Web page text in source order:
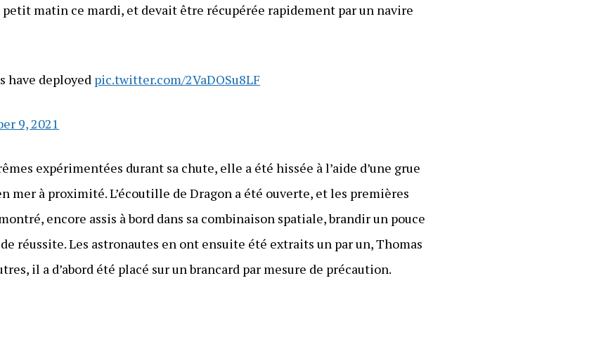
matin ce mardi, et devait être récupérée rapidement par un navire
have deployed pic.twitter.com/2VaDOSu8LF
9, 2021
expérimentées durant sa chute, elle a été hissée à l’aide d’une grue
mer à proximité. L’écoutille de Dragon a été ouverte, et les premières
encore assis à bord dans sa combinaison spatiale, brandir un pouce
réussite. Les astronautes en ont ensuite été extraits un par un, Thomas
il a d’abord été placé sur un brancard par mesure de précaution.